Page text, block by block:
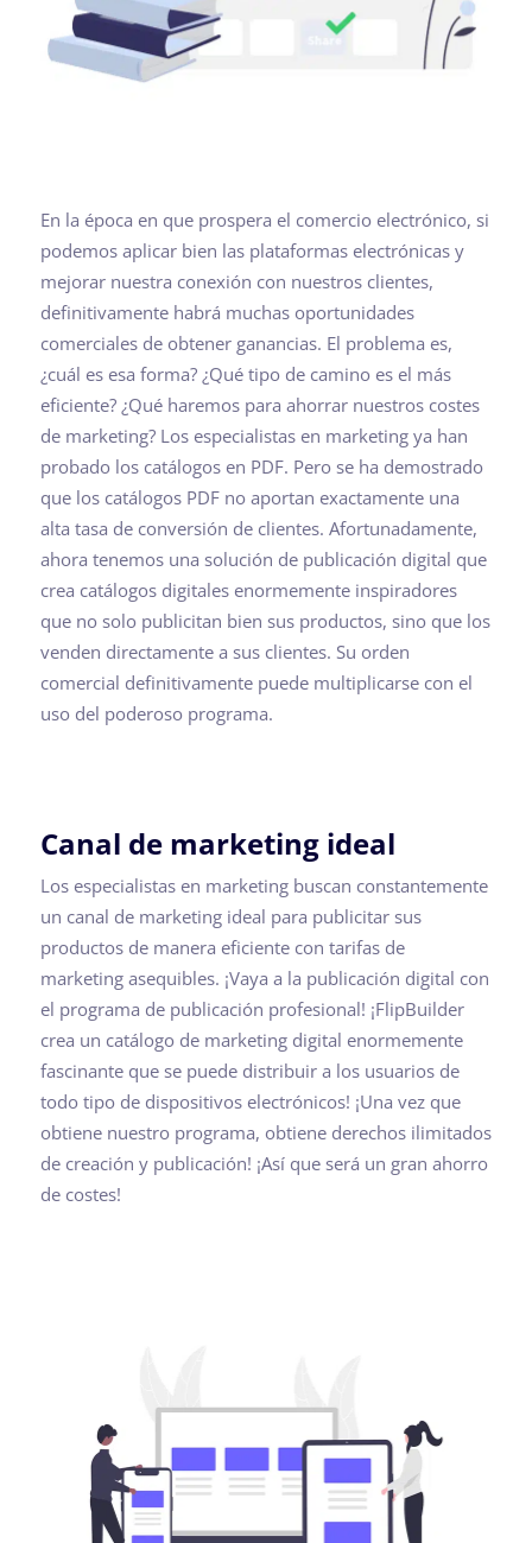
En la época en que prospera el comercio electrónico, si
podemos aplicar bien las plataformas electrónicas y
mejorar nuestra conexión con nuestros clientes,
definitivamente habrá muchas oportunidades
comerciales de obtener ganancias. El problema es,
¿cuál es esa forma? ¿Qué tipo de camino es el más
eficiente? ¿Qué haremos para ahorrar nuestros costes
de marketing? Los especialistas en marketing ya han
probado los catálogos en PDF. Pero se ha demostrado
que los catálogos PDF no aportan exactamente una
alta tasa de conversión de clientes. Afortunadamente,
ahora tenemos una solución de publicación digital que
crea catálogos digitales enormemente inspiradores
que no solo publicitan bien sus productos, sino que los
venden directamente a sus clientes. Su orden
comercial definitivamente puede multiplicarse con el
uso del poderoso programa.
Canal de marketing ideal
Los especialistas en marketing buscan constantemente
un canal de marketing ideal para publicitar sus
productos de manera eficiente con tarifas de
marketing asequibles. ¡Vaya a la publicación digital con
el programa de publicación profesional! ¡FlipBuilder
crea un catálogo de marketing digital enormemente
fascinante que se puede distribuir a los usuarios de
todo tipo de dispositivos electrónicos! ¡Una vez que
obtiene nuestro programa, obtiene derechos ilimitados
de creación y publicación! ¡Así que será un gran ahorro
de costes!